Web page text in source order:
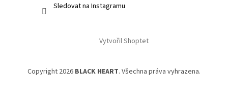
Sledovat na Instagramu
Vytvořil Shoptet
Copyright 2026 BLACK HEART. Všechna práva vyhrazena.